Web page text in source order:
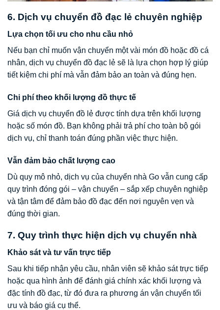
6. Dịch vụ chuyển đồ đạc lẻ chuyên nghiệp
Lựa chọn tối ưu cho nhu cầu nhỏ
Nếu bạn chỉ muốn vận chuyển một vài món đồ hoặc đồ cá
nhân, dịch vụ chuyển đồ đạc lẻ sẽ là lựa chọn hợp lý giúp
tiết kiệm chi phí mà vẫn đảm bảo an toàn và đúng hẹn.
Chi phí theo khối lượng đồ thực tế
Giá dịch vụ chuyển đồ lẻ được tính dựa trên khối lượng
hoặc số món đồ. Bạn không phải trả phí cho toàn bộ gói
dịch vụ, chỉ thanh toán đúng phần việc thực hiện.
Vẫn đảm bảo chất lượng cao
Dù quy mô nhỏ, dịch vụ của chuyển nhà Go vẫn cung cấp
quy trình đóng gói – vận chuyển – sắp xếp chuyên nghiệp
và tận tâm để đảm bảo đồ đạc đến nơi nguyên vẹn và
đúng thời gian.
7. Quy trình thực hiện dịch vụ chuyển nhà
Khảo sát và tư vấn trực tiếp
Sau khi tiếp nhận yêu cầu, nhân viên sẽ khảo sát trực tiếp
hoặc qua hình ảnh để đánh giá chính xác khối lượng và
đặc tính đồ đạc, từ đó đưa ra phương án vận chuyển tối
ưu và báo giá cụ thể.